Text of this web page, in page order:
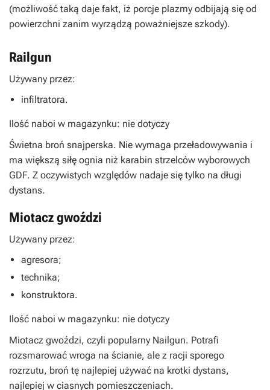
(możliwość taką daje fakt, iż porcje plazmy odbijają się od
powierzchni zanim wyrządzą poważniejsze szkody).
Railgun
Używany przez:
infiltratora.
Ilość naboi w magazynku: nie dotyczy
Świetna broń snajperska. Nie wymaga przeładowywania i
ma większą siłę ognia niż karabin strzelców wyborowych
GDF. Z oczywistych względów nadaje się tylko na długi
dystans.
Miotacz gwoździ
Używany przez:
agresora;
technika;
konstruktora.
Ilość naboi w magazynku: nie dotyczy
Miotacz gwoździ, czyli popularny Nailgun. Potrafi
rozsmarować wroga na ścianie, ale z racji sporego
rozrzutu, broń tę najlepiej używać na krotki dystans,
najlepiej w ciasnych pomieszczeniach.